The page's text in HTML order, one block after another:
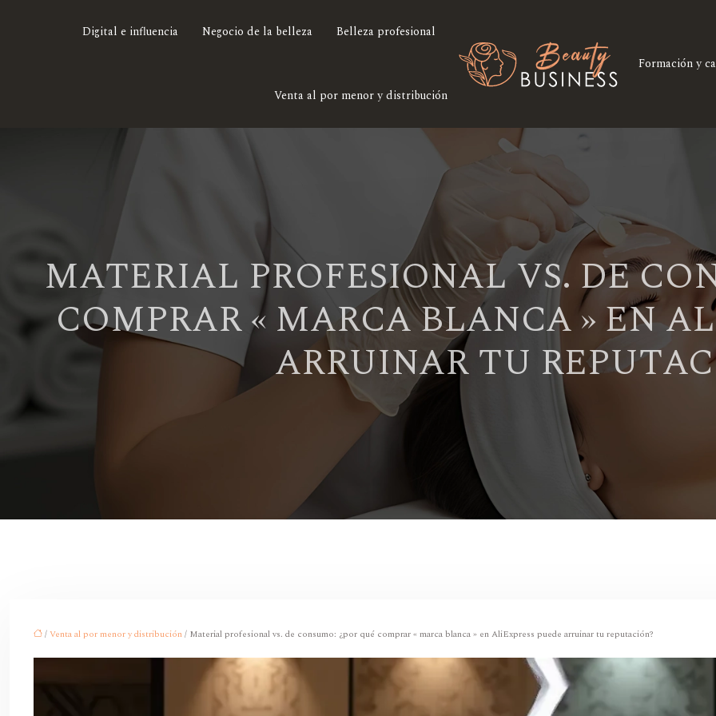
Belleza profesional
Negocio de la belleza
Digital e influencia
Venta al por menor y distribución
Formación y
MATERIAL PROFESIONAL VS. DE
COMPRAR « MARCA BLANCA » EN
ARRUINAR TU
/Venta al por menor y distribución/ Material profesional vs. de consumo: ¿por qué comprar « marca blanca » en AliExpress puede arruinar tu reputación?